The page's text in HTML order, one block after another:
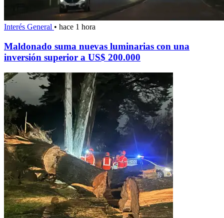
Interés General • hace 1 hora
Maldonado suma nuevas luminarias con una
inversión superior a US$ 200.000